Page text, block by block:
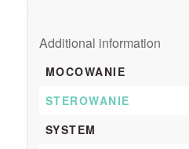
Additional information
MOCOWANIE
STEROWANIE
SYSTEM